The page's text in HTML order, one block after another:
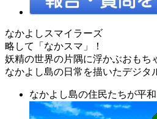
なかよしスマイラーズ
略して「なかスマ」！
妖精の世界の片隅に浮かぶおもち
なかよし島の日常を描いたデジタ
なかよし島の住民たちが平